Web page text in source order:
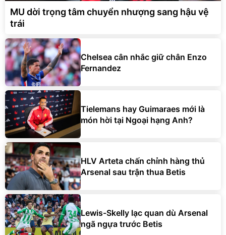
MU dời trọng tâm chuyển nhượng sang hậu vệ
trái
Chelsea cân nhắc giữ chân Enzo
Fernandez
Tielemans hay Guimaraes mới là
món hời tại Ngoại hạng Anh?
HLV Arteta chấn chỉnh hàng thủ
Arsenal sau trận thua Betis
Lewis-Skelly lạc quan dù Arsenal
ngã ngựa trước Betis